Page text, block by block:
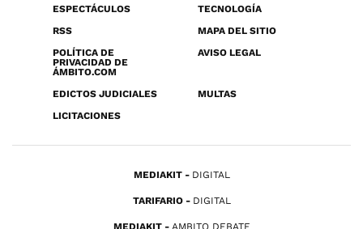
ESPECTÁCULOS
TECNOLOGÍA
RSS
MAPA DEL SITIO
POLÍTICA DE
PRIVACIDAD DE
ÁMBITO.COM
AVISO LEGAL
EDICTOS JUDICIALES
MULTAS
LICITACIONES
MEDIAKIT DIGITAL
TARIFARIO DIGITAL
MEDIAKIT AMBITO DEBATE